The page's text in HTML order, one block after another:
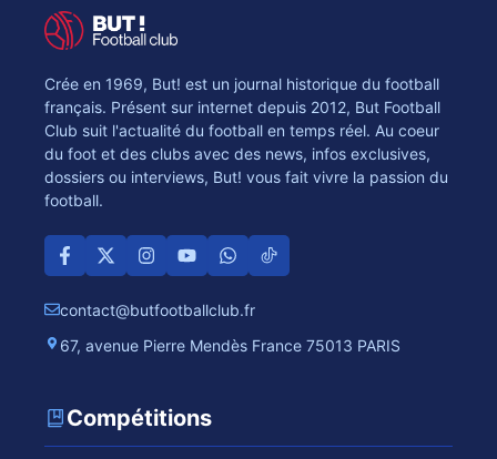
Crée en 1969, But! est un journal historique du football
français. Présent sur internet depuis 2012, But Football
Club suit l'actualité du football en temps réel. Au coeur
du foot et des clubs avec des news, infos exclusives,
dossiers ou interviews, But! vous fait vivre la passion du
football.
contact@butfootballclub.fr
67, avenue Pierre Mendès France 75013 PARIS
Compétitions